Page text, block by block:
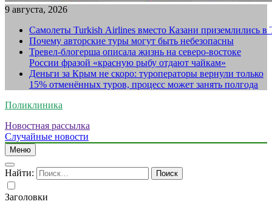
9 августа, 2026
Самолеты Turkish Airlines вместо Казани приземлились в
Почему авторские туры могут быть небезопасны
Тревел-блогерша описала жизнь на северо-востоке
России фразой «красную рыбу отдают чайкам»
Деньги за Крым не скоро: туроператоры вернули только
15% отменённых туров, процесс может занять полгода
Поликлиника
Новостная рассылка
Случайные новости
Меню
Найти:
Заголовки